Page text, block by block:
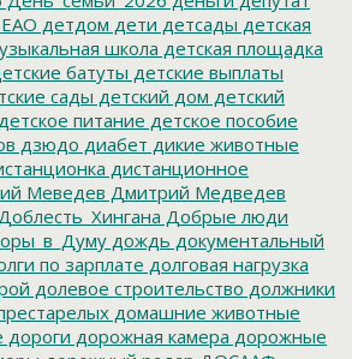
детдом дети детсады детская
школа детская площадка
батуты детские выплаты
сады детский дом детский
детское питание детское пособие
дзюдо диабет дикие животные
дистанционное
Меведев Дмитрий Медведев
Доблесть_Хингана Добрые люди
дождь документальный
по зарплате долговая нагрузка
долевое строительство должники
домашние животные
дороги дорожная камера дорожные